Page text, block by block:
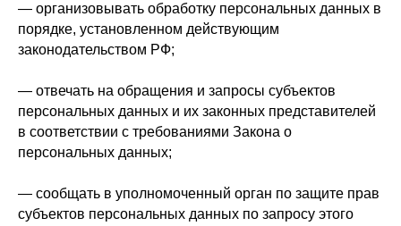
— организовывать обработку персональных данных в
порядке, установленном действующим
законодательством РФ;
— отвечать на обращения и запросы субъектов
персональных данных и их законных представителей
в соответствии с требованиями Закона о
персональных данных;
— сообщать в уполномоченный орган по защите прав
субъектов персональных данных по запросу этого